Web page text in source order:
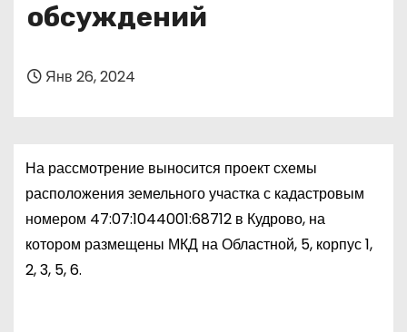
обсуждений
Янв 26, 2024
На рассмотрение выносится проект схемы
расположения земельного участка с кадастровым
номером 47:07:1044001:68712 в Кудрово, на
котором размещены МКД на Областной, 5, корпус 1,
2, 3, 5, 6.